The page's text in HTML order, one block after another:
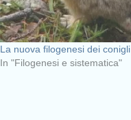
La nuova filogenesi dei conigli
In "Filogenesi e sistematica"